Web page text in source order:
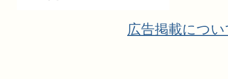
広告掲載につ